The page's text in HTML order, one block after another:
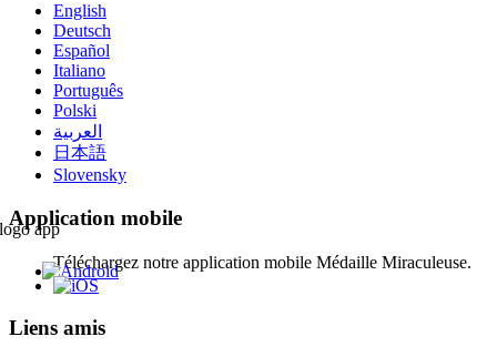
English
Deutsch
Español
Italiano
Português
Polski
العربية
日本語
Slovensky
Application mobile
Téléchargez notre application mobile Médaille Miraculeuse.
Liens amis